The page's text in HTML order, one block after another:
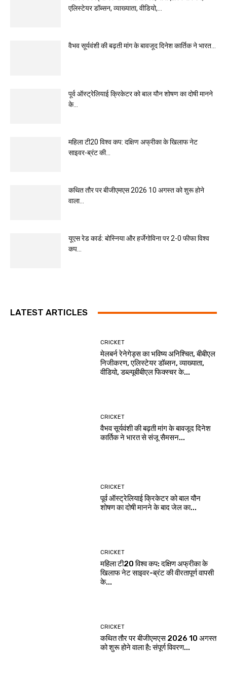
एलिस्टेयर डॉब्सन, व्याख्याता, वीडियो,...
वैभव सूर्यवंशी की बढ़ती मांग के बावजूद दिनेश कार्तिक ने भारत...
पूर्व ऑस्ट्रेलियाई क्रिकेटर को बाल यौन शोषण का दोषी मानने
के...
महिला टी20 विश्व कप: दक्षिण अफ्रीका के खिलाफ नेट
साइवर-ब्रंट की...
कथित तौर पर बीजीएमएस 2026 10 अगस्त को शुरू होने
वाला...
यूएस रेड कार्ड: बोस्निया और हर्जेगोविना पर 2-0 फीफा विश्व
कप...
LATEST ARTICLES
CRICKET
मेलबर्न रेनेगेड्स का भविष्य अनिश्चित, बीबीएल
निजीकरण, एलिस्टेयर डॉब्सन, व्याख्याता,
वीडियो, डब्ल्यूबीबीएल फिक्स्चर के...
CRICKET
वैभव सूर्यवंशी की बढ़ती मांग के बावजूद दिनेश
कार्तिक ने भारत से संजू सैमसन...
CRICKET
पूर्व ऑस्ट्रेलियाई क्रिकेटर को बाल यौन
शोषण का दोषी मानने के बाद जेल का...
CRICKET
महिला टी20 विश्व कप: दक्षिण अफ्रीका के
खिलाफ नेट साइवर-ब्रंट की वीरतापूर्ण वापसी
के...
CRICKET
कथित तौर पर बीजीएमएस 2026 10 अगस्त
को शुरू होने वाला है: संपूर्ण विवरण...